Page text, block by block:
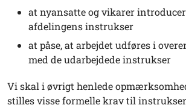
at nyansatte og vikarer
afdelingens instrukser
at påse, at arbejdet udføres i
med de udarbejdede instrukser
Vi skal i øvrigt henlede
stilles visse formelle krav til